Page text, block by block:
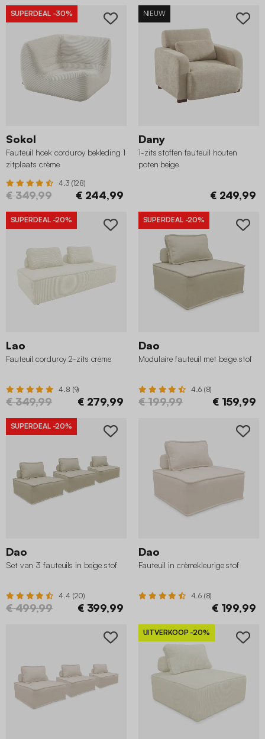
SUPERDEAL -30%
Sokol
Fauteuil hoek corduroy bekleding 1
zitplaats crème
4.3 (128)
€ 349,99 € 244,99
NIEUW
Dany
1-zits stoffen fauteuil houten
poten beige
€ 249,99
SUPERDEAL -20%
Lao
Fauteuil corduroy 2-zits crème
4.8 (9)
€ 349,99 € 279,99
SUPERDEAL -20%
Dao
Modulaire fauteuil met beige stof
4.6 (8)
€ 199,99 € 159,99
SUPERDEAL -20%
Dao
Set van 3 fauteuils in beige stof
4.4 (20)
€ 499,99 € 399,99
Dao
Fauteuil in crèmekleurige stof
4.6 (8)
€ 199,99
UITVERKOOP -20%